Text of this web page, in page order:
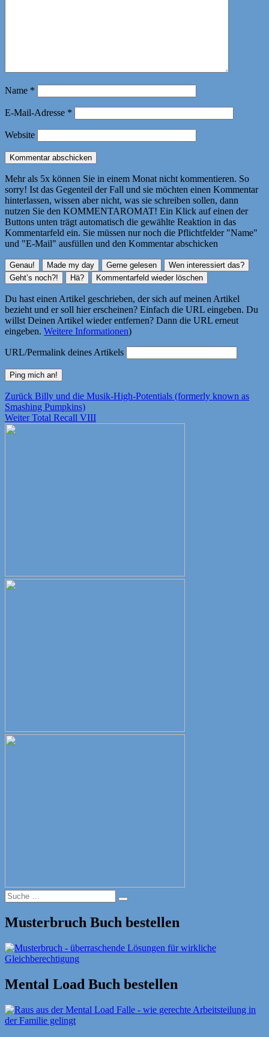
Name *
E-Mail-Adresse *
Website
Mehr als 5x können Sie in einem Monat nicht kommentieren. So
sorry! Ist das Gegenteil der Fall und sie möchten einen Kommentar
hinterlassen, wissen aber nicht, was sie schreiben sollen, dann
nutzen Sie den KOMMENTAROMAT! Ein Klick auf einen der
Buttons unten trägt automatisch die gewählte Reaktion in das
Kommentarfeld ein. Sie müssen nur noch die Pflichtfelder "Name"
und "E-Mail" ausfüllen und den Kommentar abschicken
Du hast einen Artikel geschrieben, der sich auf meinen Artikel
bezieht und er soll hier erscheinen? Einfach die URL eingeben. Du
willst Deinen Artikel wieder entfernen? Dann die URL erneut
eingeben. Weitere Informationen)
URL/Permalink deines Artikels
Beitragsnavigation
Zurück Vorheriger
Beitrag:
Billy und die Musik-High-Potentials (formerly known as
Smashing Pumpkins)
Weiter Nächster
Total Recall VIII
Suche
nach:
Suche
Musterbruch Buch bestellen
Mental Load Buch bestellen